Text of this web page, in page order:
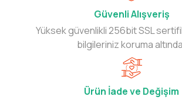
Güvenli Alışveriş
Yüksek güvenlikli 256bit SSL
bilgileriniz koruma
Ürün İade ve Değişim